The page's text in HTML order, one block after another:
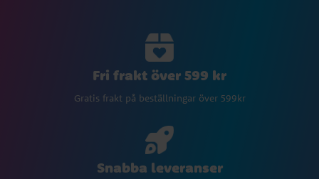
Fri frakt över 599 kr
Gratis frakt på beställningar över 599kr
Snabba leveranser